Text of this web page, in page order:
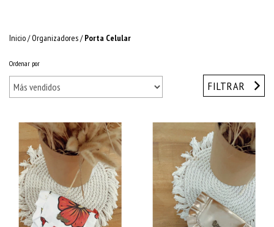
Inicio/ Organizadores/ Porta Celular
Ordenar por
FILTRAR